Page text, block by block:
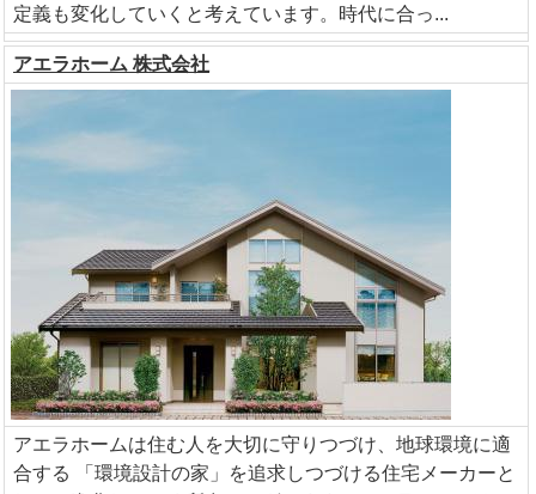
定義も変化していくと考えています。時代に合っ...
アエラホーム 株式会社
アエラホームは住む人を大切に守りつづけ、地球環境に適
合する 「環境設計の家」を追求しつづける住宅メーカーと